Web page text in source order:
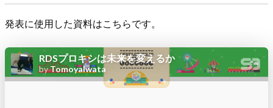
発表に使用した資料はこちらです。